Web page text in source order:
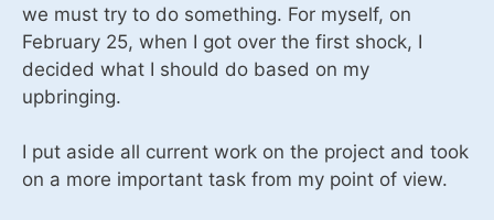
we must try to do something. For myself, on
February 25, when I got over the first shock, I
decided what I should do based on my
upbringing.
I put aside all current work on the project and took
on a more important task from my point of view.